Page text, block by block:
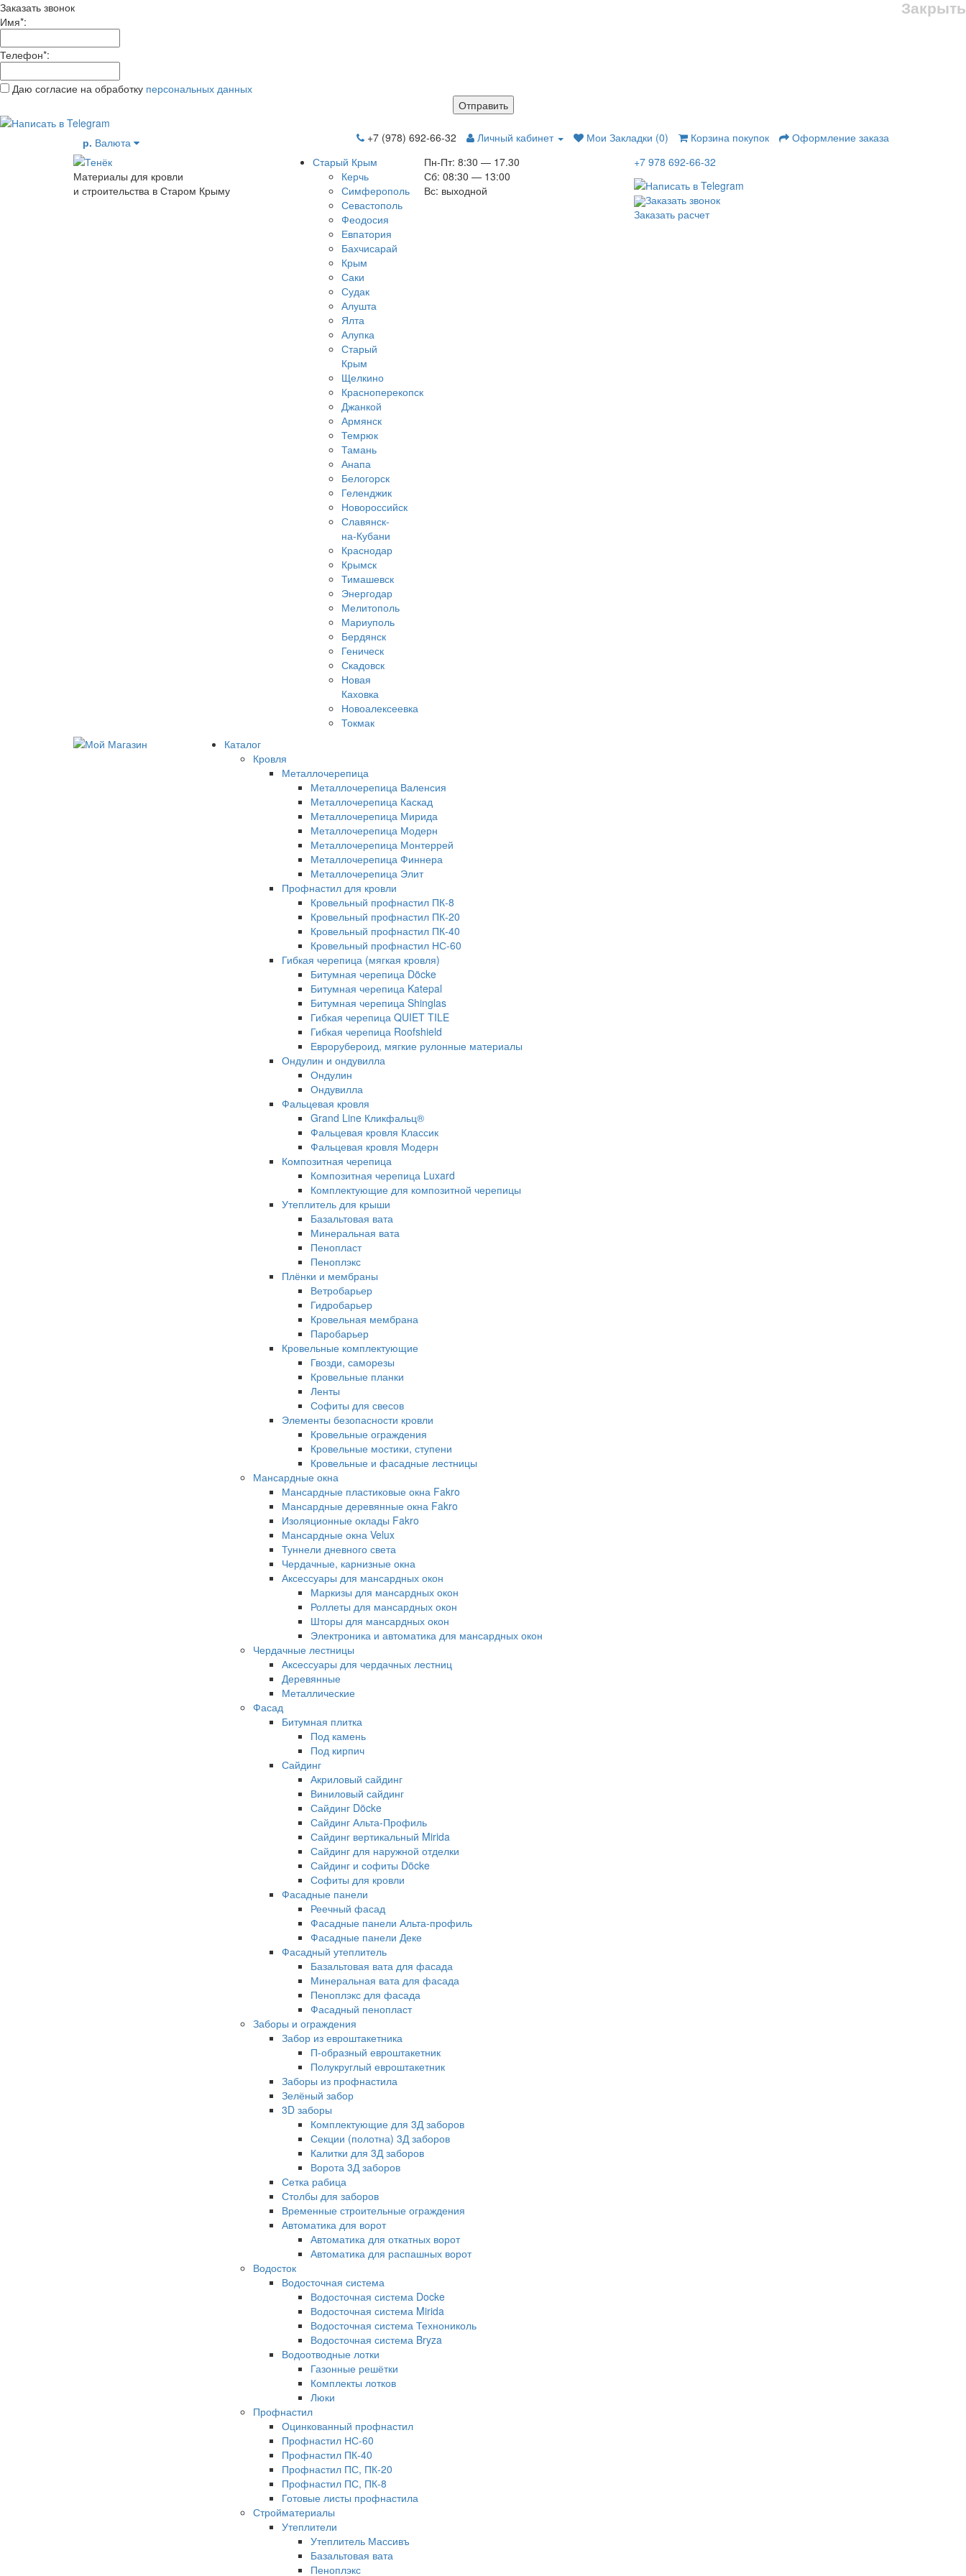
Закрыть
Заказать звонок
Имя*:
Телефон*:
Даю согласие на обработку персональных данных
Отправить
р. Валюта +7 (978) 692-66-32 Личный кабинет Мои Закладки (0) Корзина покупок Оформление заказа
Материалы для кровли
и строительства в Старом Крыму
Старый Крым
Керчь
Симферополь
Севастополь
Феодосия
Евпатория
Бахчисарай
Крым
Саки
Судак
Алушта
Ялта
Алупка
Старый
Крым
Щелкино
Красноперекопск
Джанкой
Армянск
Темрюк
Тамань
Анапа
Белогорск
Геленджик
Новороссийск
Славянск-
на-Кубани
Краснодар
Крымск
Тимашевск
Энергодар
Мелитополь
Мариуполь
Бердянск
Геническ
Скадовск
Новая
Каховка
Новоалексеевка
Токмак
Пн-Пт: 8:30 — 17.30
Сб: 08:30 — 13:00
Вс: выходной
+7 978 692-66-32
Заказать звонок
Заказать расчет
Каталог
Кровля
Металлочерепица
Металлочерепица Валенсия
Металлочерепица Каскад
Металлочерепица Мирида
Металлочерепица Модерн
Металлочерепица Монтеррей
Металлочерепица Финнера
Металлочерепица Элит
Профнастил для кровли
Кровельный профнастил ПК-8
Кровельный профнастил ПК-20
Кровельный профнастил ПК-40
Кровельный профнастил НС-60
Гибкая черепица (мягкая кровля)
Битумная черепица Döcke
Битумная черепица Katepal
Битумная черепица Shinglas
Гибкая черепица QUIET TILE
Гибкая черепица Roofshield
Еврорубероид, мягкие рулонные материалы
Ондулин и ондувилла
Ондулин
Ондувилла
Фальцевая кровля
Grand Line Кликфальц®
Фальцевая кровля Классик
Фальцевая кровля Модерн
Композитная черепица
Композитная черепица Luxard
Комплектующие для композитной черепицы
Утеплитель для крыши
Базальтовая вата
Минеральная вата
Пенопласт
Пеноплэкс
Плёнки и мембраны
Ветробарьер
Гидробарьер
Кровельная мембрана
Паробарьер
Кровельные комплектующие
Гвозди, саморезы
Кровельные планки
Ленты
Софиты для свесов
Элементы безопасности кровли
Кровельные ограждения
Кровельные мостики, ступени
Кровельные и фасадные лестницы
Мансардные окна
Мансардные пластиковые окна Fakro
Мансардные деревянные окна Fakro
Изоляционные оклады Fakro
Мансардные окна Velux
Туннели дневного света
Чердачные, карнизные окна
Аксессуары для мансардных окон
Маркизы для мансардных окон
Роллеты для мансардных окон
Шторы для мансардных окон
Электроника и автоматика для мансардных окон
Чердачные лестницы
Аксессуары для чердачных лестниц
Деревянные
Металлические
Фасад
Битумная плитка
Под камень
Под кирпич
Сайдинг
Акриловый сайдинг
Виниловый сайдинг
Сайдинг Döcke
Сайдинг Альта-Профиль
Сайдинг вертикальный Mirida
Сайдинг для наружной отделки
Сайдинг и софиты Döcke
Софиты для кровли
Фасадные панели
Реечный фасад
Фасадные панели Альта-профиль
Фасадные панели Деке
Фасадный утеплитель
Базальтовая вата для фасада
Минеральная вата для фасада
Пеноплэкс для фасада
Фасадный пенопласт
Заборы и ограждения
Забор из евроштакетника
П-образный евроштакетник
Полукруглый евроштакетник
Заборы из профнастила
Зелёный забор
3D заборы
Комплектующие для 3Д заборов
Секции (полотна) 3Д заборов
Калитки для 3Д заборов
Ворота 3Д заборов
Сетка рабица
Столбы для заборов
Временные строительные ограждения
Автоматика для ворот
Автоматика для откатных ворот
Автоматика для распашных ворот
Водосток
Водосточная система
Водосточная система Docke
Водосточная система Mirida
Водосточная система Технониколь
Водосточная система Bryza
Водоотводные лотки
Газонные решётки
Комплекты лотков
Люки
Профнастил
Оцинкованный профнастил
Профнастил НС-60
Профнастил ПК-40
Профнастил ПС, ПК-20
Профнастил ПС, ПК-8
Готовые листы профнастила
Стройматериалы
Утеплители
Утеплитель Массивъ
Базальтовая вата
Пеноплэкс